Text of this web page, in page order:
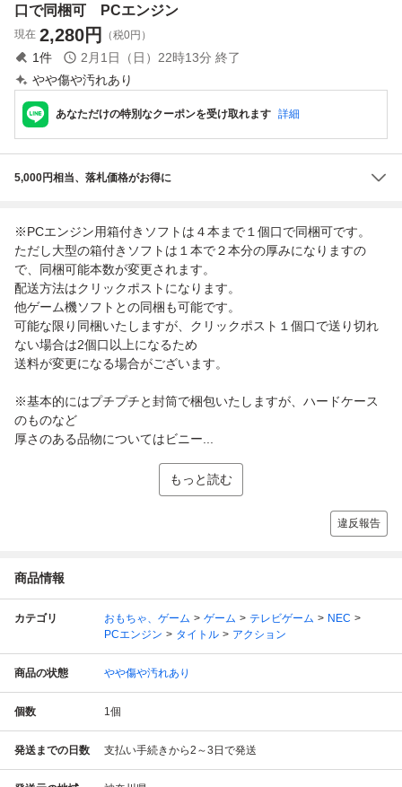
口で同梱可 PCエンジン
現在 2,280円 （税0円）
1件 2月1日（日）22時13分 終了
やや傷や汚れあり
あなただけの特別なクーポンを受け取れます 詳細
5,000円相当、落札価格がお得に
※PCエンジン用箱付きソフトは４本まで１個口で同梱可です。
ただし大型の箱付きソフトは１本で２本分の厚みになりますの
で、同梱可能本数が変更されます。
配送方法はクリックポストになります。
他ゲーム機ソフトとの同梱も可能です。
可能な限り同梱いたしますが、クリックポスト１個口で送り切れ
ない場合は2個口以上になるため
送料が変更になる場合がございます。
※基本的にはプチプチと封筒で梱包いたしますが、ハードケース
のものなど
厚さのある品物についてはビニー...
もっと読む
違反報告
商品情報
カテゴリ おもちゃ、ゲーム ゲーム テレビゲーム
NEC
PCエンジン
タイトル アクション
商品の状態 やや傷や汚れあり
個数 1個
発送までの日数 支払い手続きから2～3日で発送